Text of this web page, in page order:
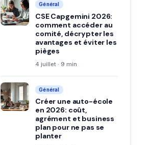
Général
CSE Capgemini 2026:
comment accéder au
comité, décrypter les
avantages et éviter les
pièges
4 juillet · 9 min
Général
Créer une auto-école
en 2026: coût,
agrément et business
plan pour ne pas se
planter